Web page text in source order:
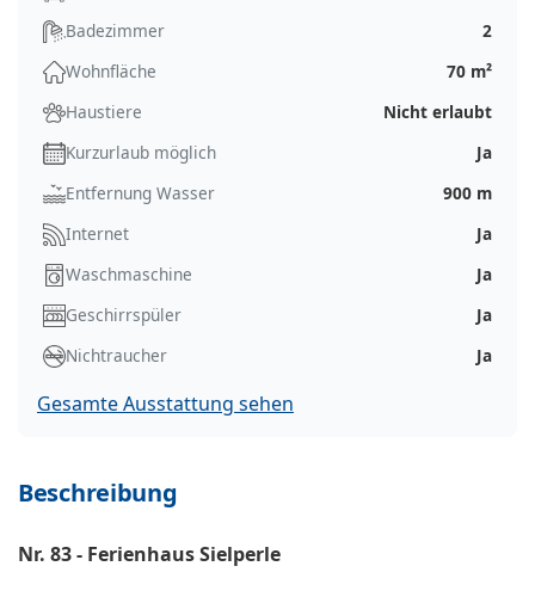
Badezimmer
2
Wohnfläche
70 m²
Haustiere
Nicht erlaubt
Kurzurlaub möglich
Ja
Entfernung Wasser
900 m
Internet
Ja
Waschmaschine
Ja
Geschirrspüler
Ja
Nichtraucher
Ja
Gesamte Ausstattung sehen
Beschreibung
Nr. 83 - Ferienhaus Sielperle